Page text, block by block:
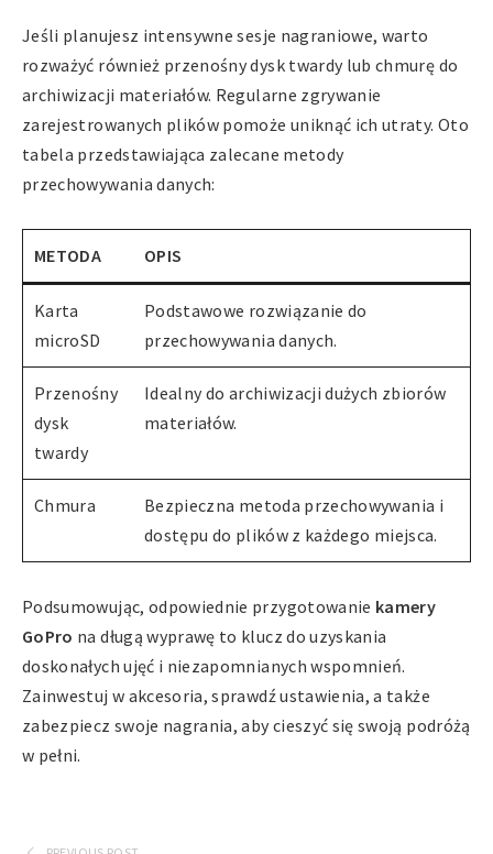
Jeśli planujesz intensywne sesje nagraniowe, warto
rozważyć również przenośny dysk twardy lub chmurę do
archiwizacji materiałów. Regularne zgrywanie
zarejestrowanych plików pomoże uniknąć ich utraty. Oto
tabela przedstawiająca zalecane metody
przechowywania danych:
METODA OPIS
Karta
microSD
Podstawowe rozwiązanie do
przechowywania danych.
Przenośny
dysk
twardy
Idealny do archiwizacji dużych zbiorów
materiałów.
Chmura
Bezpieczna metoda przechowywania i
dostępu do plików z każdego miejsca.
Podsumowując, odpowiednie przygotowanie kamery
GoPro na długą wyprawę to klucz do uzyskania
doskonałych ujęć i niezapomnianych wspomnień.
Zainwestuj w akcesoria, sprawdź ustawienia, a także
zabezpiecz swoje nagrania, aby cieszyć się swoją podróżą
w pełni.